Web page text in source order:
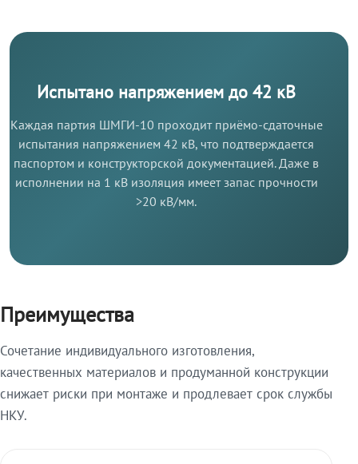
Испытано напряжением до 42 кВ
Каждая партия ШМГИ-10 проходит приёмо-сдаточные
испытания напряжением 42 кВ, что подтверждается
паспортом и конструкторской документацией. Даже в
исполнении на 1 кВ изоляция имеет запас прочности
>20 кВ/мм.
Преимущества
Сочетание индивидуального изготовления,
качественных материалов и продуманной конструкции
снижает риски при монтаже и продлевает срок службы
НКУ.